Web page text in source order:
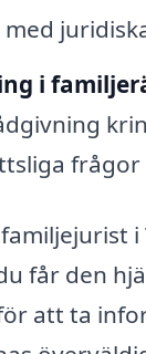
i
i
får den
att ta